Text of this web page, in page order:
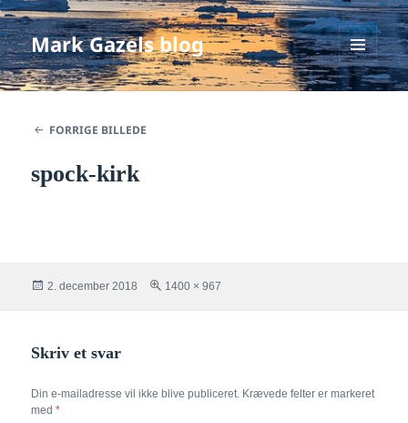
Mark Gazels blog
MENU
OG
FORRIGE BILLEDE
spock-kirk
Udgivet
2. december 2018
Fuld
1400 × 967
Skriv et svar
Din e-mailadresse vil ikke blive publiceret. Krævede felter er markeret
med*